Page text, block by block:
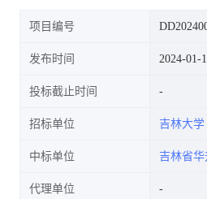
项目编号
发布时间 2024-01-
投标截止时间
招标单位 吉林大学
中标单位 吉林省华
代理单位